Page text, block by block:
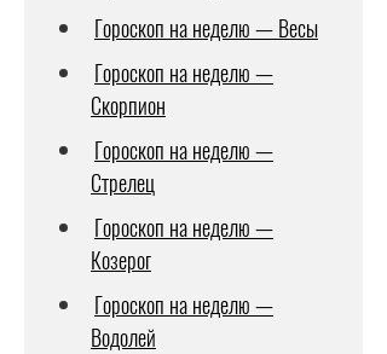
Гороскоп на неделю — Весы
Гороскоп на неделю —
Скорпион
Гороскоп на неделю —
Стрелец
Гороскоп на неделю —
Козерог
Гороскоп на неделю —
Водолей